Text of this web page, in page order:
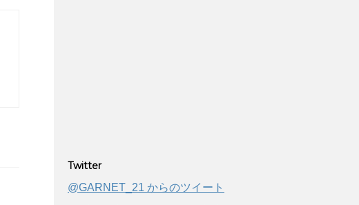
Twitter
@GARNET_21 からのツイート